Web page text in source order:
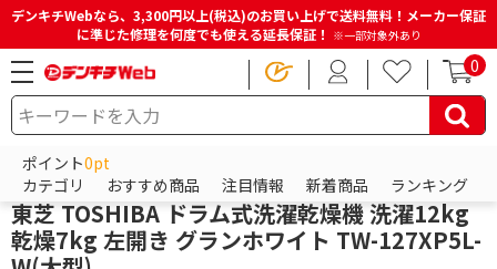
デンキチWebなら、3,300円以上(税込)のお買い上げで送料無料！メーカー保証
に準じた修理を何度でも使える延長保証！ ※一部対象外あり
0
ポイント0pt
カテゴリ
おすすめ商品 注目情報 新着商品 ランキング
HOME 商品一覧ページ 冷蔵庫・洗濯機・生活家電
東芝
東芝 TOSHIBA ドラム式洗濯乾燥機 洗濯12kg
乾燥7kg 左開き グランホワイト TW-127XP5L-